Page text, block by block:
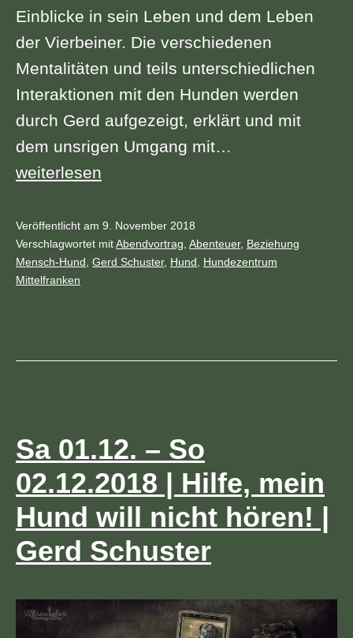
Einblicke in sein Leben und dem Leben
der Vierbeiner. Die verschiedenen
Mentalitäten und teils unterschiedlichen
Interaktionen mit den Hunden werden
durch Gerd aufgezeigt, erklärt und mit
dem unsrigen Umgang mit…
Fr
|
Rendezvous
auf
weiterlesen
Veröffentlicht am 9. November 2018
Kategorisiert
als
Archiv
Verschlagwortet mitAbendvortrag Abenteuer, Beziehung
Mensch-Hund Gerd Schuster, Hund
Hundezentrum
Mittelfranken
Sa 01.12. – So
02.12.2018 | Hilfe, mein
Hund will nicht hören! |
Gerd Schuster